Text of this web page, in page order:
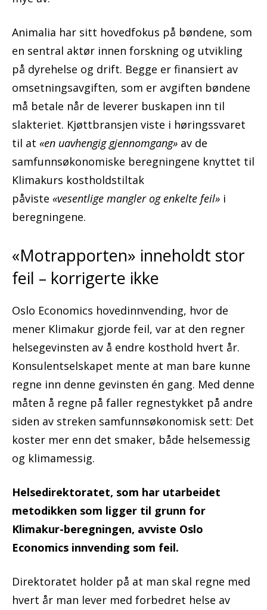
Animalia har sitt hovedfokus på bøndene, som
en sentral aktør innen forskning og utvikling
på dyrehelse og drift. Begge er finansiert av
omsetningsavgiften, som er avgiften bøndene
må betale når de leverer buskapen inn til
slakteriet. Kjøttbransjen viste i høringssvaret
til at «en uavhengig gjennomgang» av de
samfunnsøkonomiske beregningene knyttet til
Klimakurs kostholdstiltak
påviste «vesentlige mangler og enkelte feil» i
beregningene.
«Motrapporten» inneholdt stor
feil – korrigerte ikke
Oslo Economics hovedinnvending, hvor de
mener Klimakur gjorde feil, var at den regner
helsegevinsten av å endre kosthold hvert år.
Konsulentselskapet mente at man bare kunne
regne inn denne gevinsten én gang. Med denne
måten å regne på faller regnestykket på andre
siden av streken samfunnsøkonomisk sett: Det
koster mer enn det smaker, både helsemessig
og klimamessig.
Helsedirektoratet, som har utarbeidet
metodikken som ligger til grunn for
Klimakur-beregningen, avviste Oslo
Economics innvending som feil.
Direktoratet holder på at man skal regne med
hvert år man lever med forbedret helse av